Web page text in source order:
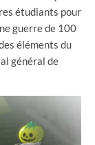
étudiants pour
guerre de 100
éléments du
général de